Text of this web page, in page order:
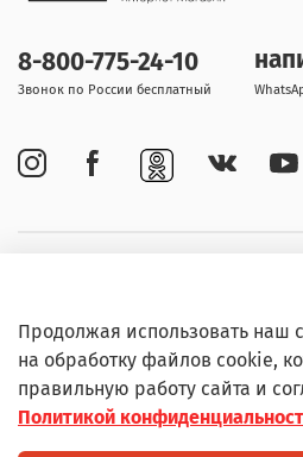
Информация
8-800-775-24-10
Звонок по России бесплатный
Продолжая использовать наш
на обработку файлов cookie,
правильную работу сайта и
Политикой